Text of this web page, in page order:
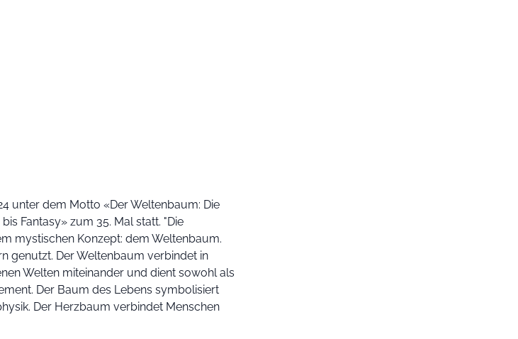
unter dem Motto «Der Weltenbaum: Die
Fantasy» zum 35. Mal statt. "Die
mystischen Konzept: dem Weltenbaum.
genutzt. Der Weltenbaum verbindet in
Welten miteinander und dient sowohl als
Der Baum des Lebens symbolisiert
Der Herzbaum verbindet Menschen